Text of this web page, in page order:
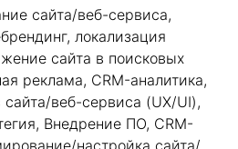
сайта/веб-сервиса,
локализация
сайта в поисковых
реклама, CRM-аналитика,
веб-сервиса (UX/UI),
Внедрение ПО, CRM-